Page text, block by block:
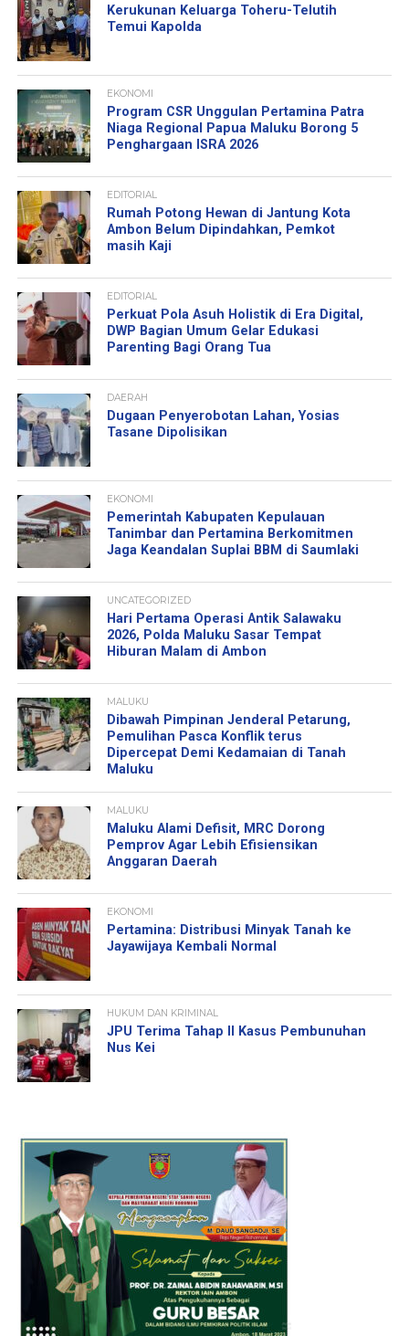
Kerukunan Keluarga Toheru-Telutih
Temui Kapolda
EKONOMI
Program CSR Unggulan Pertamina Patra
Niaga Regional Papua Maluku Borong 5
Penghargaan ISRA 2026
EDITORIAL
Rumah Potong Hewan di Jantung Kota
Ambon Belum Dipindahkan, Pemkot
masih Kaji
EDITORIAL
Perkuat Pola Asuh Holistik di Era Digital,
DWP Bagian Umum Gelar Edukasi
Parenting Bagi Orang Tua
DAERAH
Dugaan Penyerobotan Lahan, Yosias
Tasane Dipolisikan
EKONOMI
Pemerintah Kabupaten Kepulauan
Tanimbar dan Pertamina Berkomitmen
Jaga Keandalan Suplai BBM di Saumlaki
UNCATEGORIZED
Hari Pertama Operasi Antik Salawaku
2026, Polda Maluku Sasar Tempat
Hiburan Malam di Ambon
MALUKU
Dibawah Pimpinan Jenderal Petarung,
Pemulihan Pasca Konflik terus
Dipercepat Demi Kedamaian di Tanah
Maluku
MALUKU
Maluku Alami Defisit, MRC Dorong
Pemprov Agar Lebih Efisiensikan
Anggaran Daerah
EKONOMI
Pertamina: Distribusi Minyak Tanah ke
Jayawijaya Kembali Normal
HUKUM DAN KRIMINAL
JPU Terima Tahap II Kasus Pembunuhan
Nus Kei